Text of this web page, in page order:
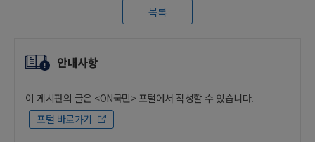
목록
안내사항
이 게시판의 글은 <ON국민> 포털에서 작성할 수 있습니다.
포털 바로가기